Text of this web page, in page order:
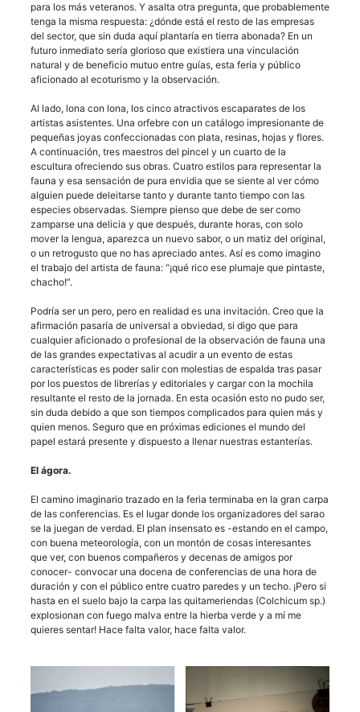
para los más veteranos. Y asalta otra pregunta, que probablemente
tenga la misma respuesta: ¿dónde está el resto de las empresas
del sector, que sin duda aquí plantaría en tierra abonada? En un
futuro inmediato sería glorioso que existiera una vinculación
natural y de beneficio mutuo entre guías, esta feria y público
aficionado al ecoturismo y la observación.
Al lado, lona con lona, los cinco atractivos escaparates de los
artistas asistentes. Una orfebre con un catálogo impresionante de
pequeñas joyas confeccionadas con plata, resinas, hojas y flores.
A continuación, tres maestros del pincel y un cuarto de la
escultura ofreciendo sus obras. Cuatro estilos para representar la
fauna y esa sensación de pura envidia que se siente al ver cómo
alguien puede deleitarse tanto y durante tanto tiempo con las
especies observadas. Siempre pienso que debe de ser como
zamparse una delicia y que después, durante horas, con solo
mover la lengua, aparezca un nuevo sabor, o un matiz del original,
o un retrogusto que no has apreciado antes. Así es como imagino
el trabajo del artista de fauna: “¡qué rico ese plumaje que pintaste,
chacho!”.
Podría ser un pero, pero en realidad es una invitación. Creo que la
afirmación pasaría de universal a obviedad, si digo que para
cualquier aficionado o profesional de la observación de fauna una
de las grandes expectativas al acudir a un evento de estas
características es poder salir con molestias de espalda tras pasar
por los puestos de librerías y editoriales y cargar con la mochila
resultante el resto de la jornada. En esta ocasión esto no pudo ser,
sin duda debido a que son tiempos complicados para quien más y
quien menos. Seguro que en próximas ediciones el mundo del
papel estará presente y dispuesto a llenar nuestras estanterías.
El ágora.
El camino imaginario trazado en la feria terminaba en la gran carpa
de las conferencias. Es el lugar donde los organizadores del sarao
se la juegan de verdad. El plan insensato es -estando en el campo,
con buena meteorología, con un montón de cosas interesantes
que ver, con buenos compañeros y decenas de amigos por
conocer- convocar una docena de conferencias de una hora de
duración y con el público entre cuatro paredes y un techo. ¡Pero si
hasta en el suelo bajo la carpa las quitameriendas (Colchicum sp.)
explosionan con fuego malva entre la hierba verde y a mí me
quieres sentar! Hace falta valor, hace falta valor.